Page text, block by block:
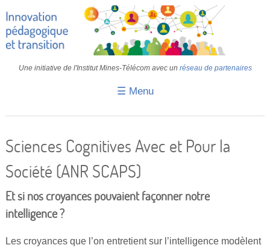
Une initiative de l'Institut Mines-Télécom avec un réseau de partenaires
☰ Menu
Sciences Cognitives Avec et Pour la
Société (ANR SCAPS)
Et si nos croyances pouvaient façonner notre
intelligence ?
Les croyances que l’on entretient sur l’intelligence modèlent